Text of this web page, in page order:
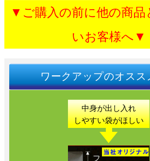
▼ご購入の前に他の商品
いお客様へ▼
ワークアップのオスス
中身が出し入れ
しやすい袋がほしい